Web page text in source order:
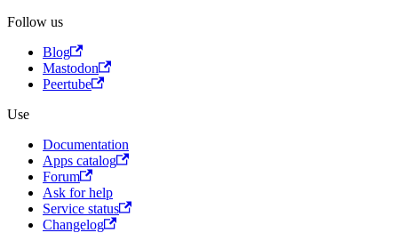
Follow us
Blog
Mastodon
Peertube
Use
Documentation
Apps catalog
Forum
Ask for help
Service status
Changelog